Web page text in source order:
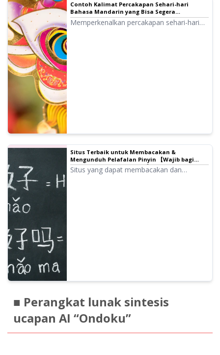
Contoh Kalimat Percakapan Sehari-hari
Bahasa Mandarin yang Bisa Segera
Digunakan & Cara Membuat Materi Audio
Orisinal 【Dilengkapi Audio Pelafalan】｜
Memperkenalkan percakapan sehari-hari
Situs Terbaik untuk Membacakan &
Mengunduh Pelafalan Pinyin 【Wajib bagi
Pelajar Bahasa Mandarin】｜Software Text-to-
Speech Ondoku
Situs yang dapat membacakan dan
■ Perangkat lunak sintesis
ucapan AI “Ondoku”